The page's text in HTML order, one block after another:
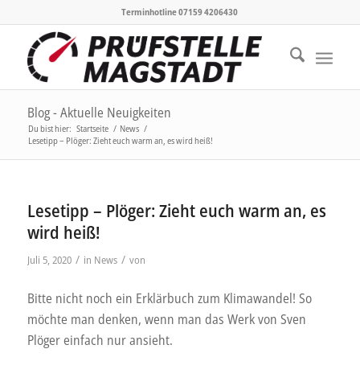
Terminhotline 07159 4206430
Blog - Aktuelle Neuigkeiten
Du bist hier: Startseite / News /
Lesetipp – Plöger: Zieht euch warm an, es wird heiß!
Lesetipp – Plöger: Zieht euch warm an, es
wird heiß!
Juli 5, 2020 / in News / von
Bitte nicht noch ein Erklärbuch zum Klimawandel! So
möchte man denken, wenn man das Werk von Sven
Plöger einfach nur ansieht.